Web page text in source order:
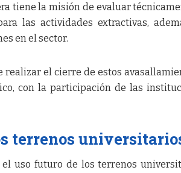
tiene la misión de evaluar
las actividades extractivas,
en el sector.
el cierre de estos
con la participación de las
terrenos
uso futuro de los terrenos